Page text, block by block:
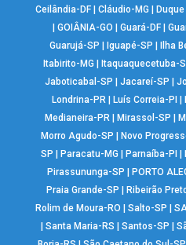
Ceilândia-DF| Cláudio-MG
GOIÂNIA-GO Guará-DF|
Guarujá-SP
Iguapé-SP Ilha
Itabirito-MG
Itaquaquecetuba-
Jaboticabal-SP
Jacareí-SP
Londrina-PR| Luís Correia-PI
Medianeira-PR
Mirassol-SP
Morro Agudo-SP
Novo
SP
Paracatu-MG Parnaíba-PI
Pirassununga-SP
PORTO
Praia Grande-SP
Ribeirão
Rolim de Moura-RO
Salto-SP
|Santa Maria-RS |Santos-SP |